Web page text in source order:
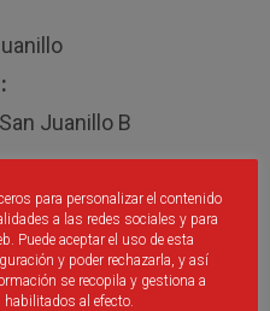
Juanillo B
para personalizar el contenido
a las redes sociales y para
Puede aceptar el uso de esta
y poder rechazarla, y así
se recopila y gestiona a
al efecto.